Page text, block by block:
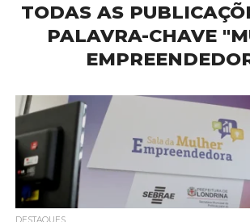
TODAS AS
PALAVRA-CHAVE